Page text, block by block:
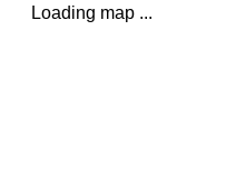
Loading map ...